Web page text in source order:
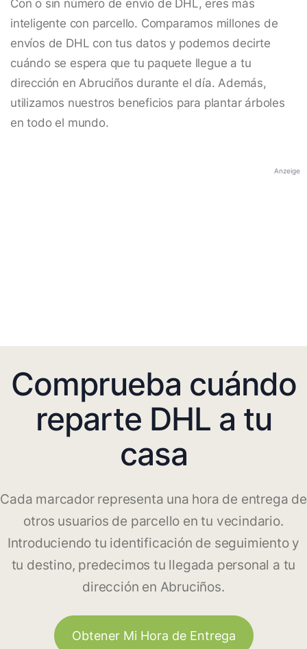
Con o sin número de envío de DHL, eres más
inteligente con parcello. Comparamos millones de
envíos de DHL con tus datos y podemos decirte
cuándo se espera que tu paquete llegue a tu
dirección en Abruciños durante el día. Además,
utilizamos nuestros beneficios para plantar árboles
en todo el mundo.
Anzeige
Comprueba cuándo
reparte DHL a tu
casa
Cada marcador representa una hora de entrega de
otros usuarios de parcello en tu vecindario.
Introduciendo tu identificación de seguimiento y
tu destino, predecimos tu llegada personal a tu
dirección en Abruciños.
Obtener Mi Hora de Entrega